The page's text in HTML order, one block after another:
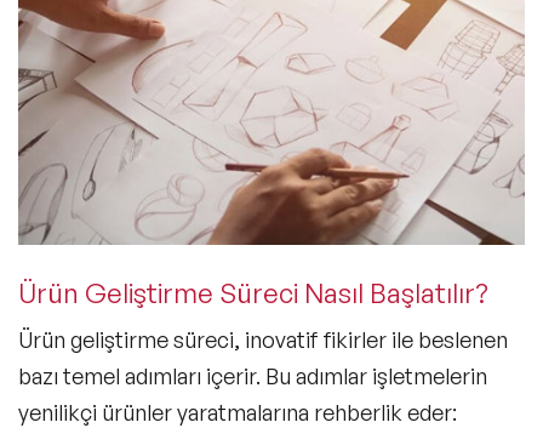
Ürün Geliştirme Süreci Nasıl Başlatılır?
Ürün geliştirme süreci, inovatif fikirler ile beslenen
bazı temel adımları içerir. Bu adımlar işletmelerin
yenilikçi ürünler yaratmalarına rehberlik eder: